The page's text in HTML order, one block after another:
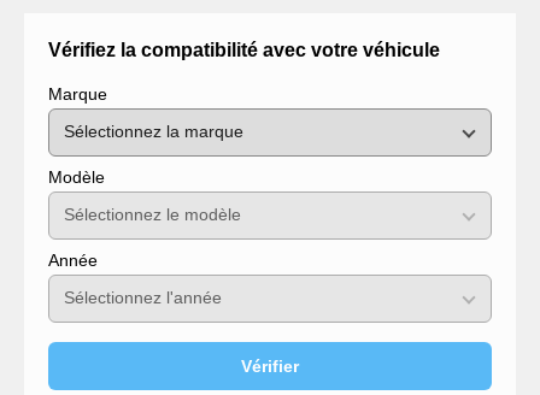
Vérifiez la compatibilité avec votre véhicule
Marque
Modèle
Année
Vérifier